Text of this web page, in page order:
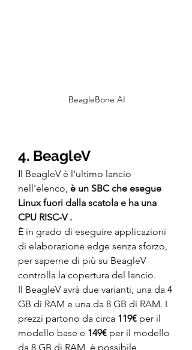
BeagleBone AI
4. BeagleV
Il BeagleV è l'ultimo lancio
nell'elenco, è un SBC che esegue
Linux fuori dalla scatola e ha una
CPU RISC-V .
È in grado di eseguire applicazioni
di elaborazione edge senza sforzo,
per saperne di più su BeagleV
controlla la copertura del lancio.
Il BeagleV avrà due varianti, una da 4
GB di RAM e una da 8 GB di RAM. I
prezzi partono da circa 119€ per il
modello base e 149€ per il modello
da 8 GB di RAM, è possibile